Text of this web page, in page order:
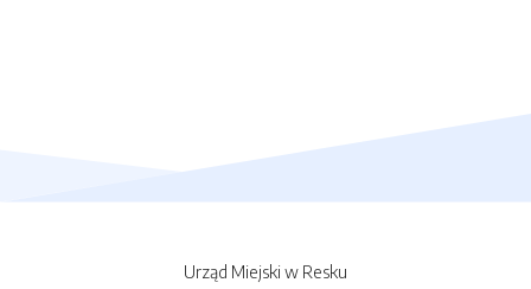
Urząd Miejski w Resku